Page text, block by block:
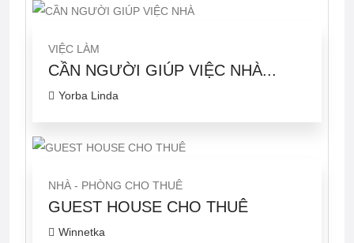
VIỆC LÀM
CẦN NGƯỜI GIÚP VIỆC NHÀ...
Yorba Linda
NHÀ - PHÒNG CHO THUÊ
GUEST HOUSE CHO THUÊ
Winnetka